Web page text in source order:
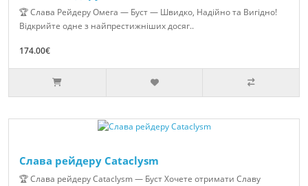
🏆 Слава Рейдеру Омега — Буст — Швидко, Надійно та Вигідно!
Відкрийте одне з найпрестижніших досяг..
174.00€
Слава рейдеру Cataclysm
🏆 Слава рейдеру Cataclysm — Буст Хочете отримати Славу